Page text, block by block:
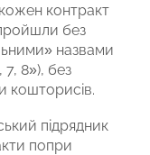
контракт
пройшли без
назвами
7, 8»), без
кошторисів.
підрядник
попри